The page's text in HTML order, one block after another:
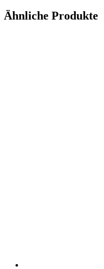
Ähnliche Produkte